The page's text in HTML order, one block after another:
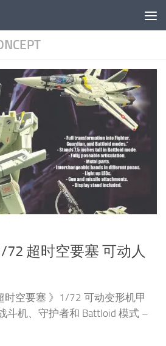
72 超时空要塞 可动人
时空要塞 》1/72 可动变形机甲
斗机、守护者和 Battloid 模式 –